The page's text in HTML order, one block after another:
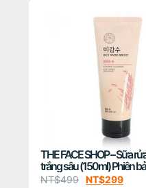
THE FACE SHOP – Sữa rửa mặt làm
trắng sâu (150ml) Phiên bản nâng
cấp
NT$499 NT$299